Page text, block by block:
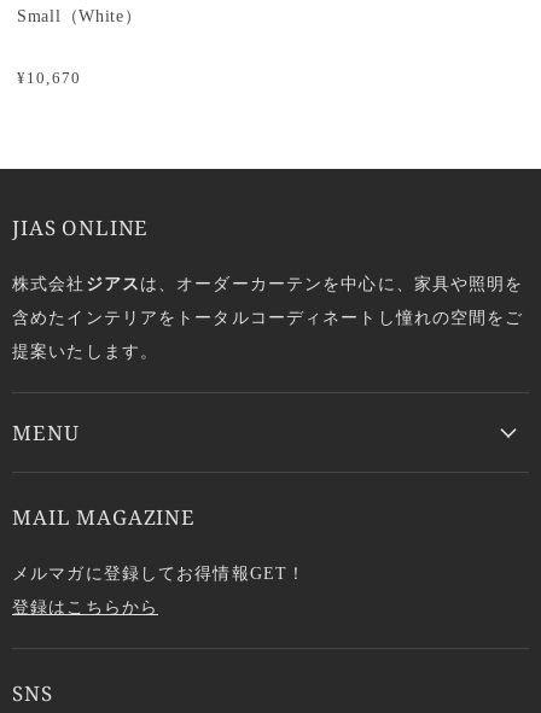
¥10,670
Small（White）
JIAS ONLINE
株式会社 ジアスは、オーダーカーテンを中心に、家具や照明を
含めたインテリアをトータルコーディネートし憧れの空間をご
提案いたします。
MENU
MAIL MAGAZINE
メルマガに登録してお得情報GET！
登録はこちらから
SNS